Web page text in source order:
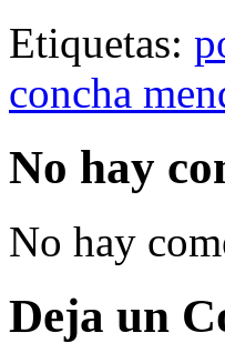
Etiquetas:
concha
No hay
No hay
Deja un